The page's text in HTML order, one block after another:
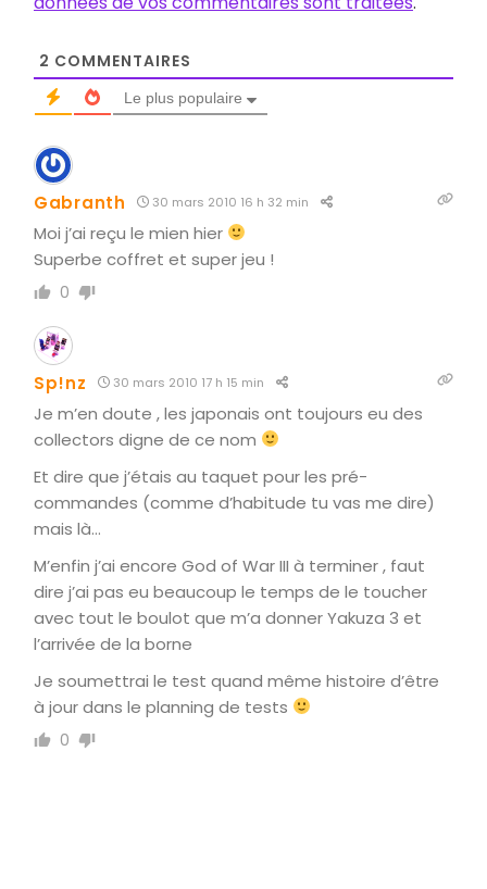
2 COMMENTAIRES
Le plus populaire
Gabranth 30 mars 2010 16 h 32 min
Moi j’ai reçu le mien hier
Superbe coffret et super jeu !
0
Sp!nz 30 mars 2010 17 h 15 min
Je m’en doute , les japonais ont toujours eu des
collectors digne de ce nom
Et dire que j’étais au taquet pour les pré-
commandes (comme d’habitude tu vas me dire)
mais là…
M’enfin j’ai encore God of War III à terminer , faut
dire j’ai pas eu beaucoup le temps de le toucher
avec tout le boulot que m’a donner Yakuza 3 et
l’arrivée de la borne
Je soumettrai le test quand même histoire d’être
à jour dans le planning de tests
0